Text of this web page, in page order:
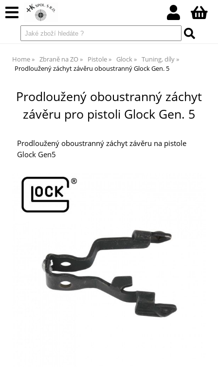
Home Zbraně na ZO Pistole Glock
Tuning, díly
Prodloužený záchyt závěru oboustranný Glock Gen. 5
Prodloužený oboustranný záchyt
závěru pro pistoli Glock Gen. 5
Prodloužený oboustranný záchyt závěru na pistole
Glock Gen5